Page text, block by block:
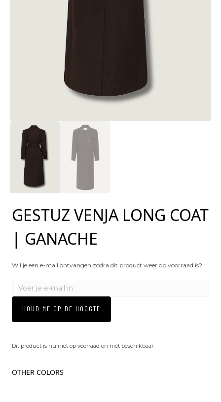
GESTUZ VENJA LONG COAT
| GANACHE
Wil je een e-mail ontvangen zodra dit product weer op voorraad is?
HOUD ME OP DE HOOGTE
Dit product is nu niet op voorraad en niet beschikbaar.
OTHER COLORS